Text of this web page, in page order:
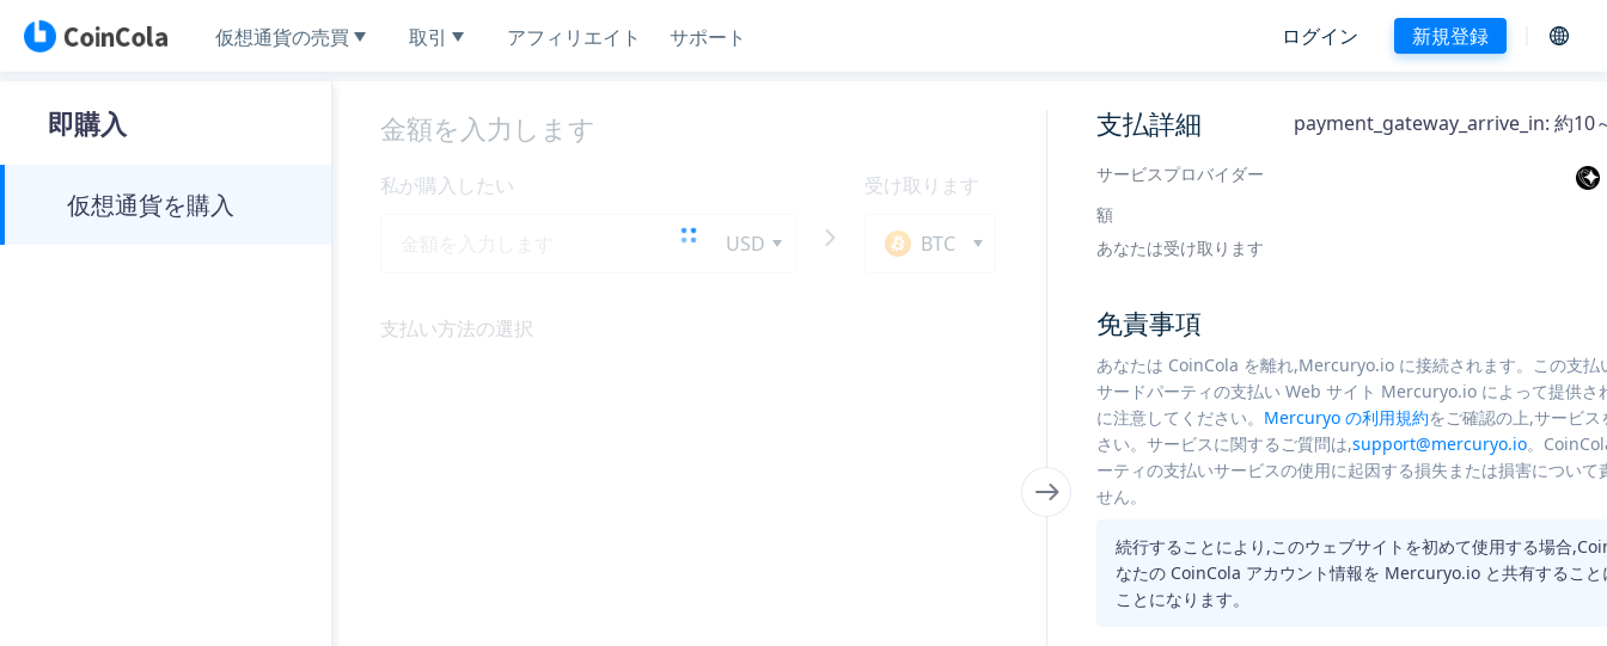
仮想通貨の売買 取引 アフィリエイト サポート ログイン 新規登録
即購入
仮想通貨を購入
金額を入力します
私が購入したい
USD
受け取ります
BTC
支払い方法の選択
支払詳細 payment_gateway_arrive_in: 約10
サービスプロバイダー
額
あなたは受け取ります
免責事項
あなたは CoinCola を離れ,Mercuryo.io に接続されます。この支払
サードパーティの支払い Web サイト Mercuryo.io によって提供さ
に注意してください。 Mercuryo の利用規約をご確認の上,サービ
さい。サービスに関するご質問は,support@mercuryo.io。
ーティの支払いサービスの使用に起因する損失または損害について
せん。
続行することにより,このウェブサイトを初めて使用する場合
なたの CoinCola アカウント情報を Mercuryo.io と共有すること
ことになります。